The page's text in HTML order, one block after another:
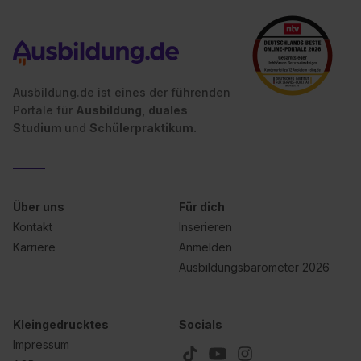
Ausbildung.de ist eines der führenden
Portale für Ausbildung, duales
Studium und Schülerpraktikum.
Über uns
Kontakt
Karriere
Für dich
Inserieren
Anmelden
Ausbildungsbarometer 2026
Kleingedrucktes
Impressum
Socials